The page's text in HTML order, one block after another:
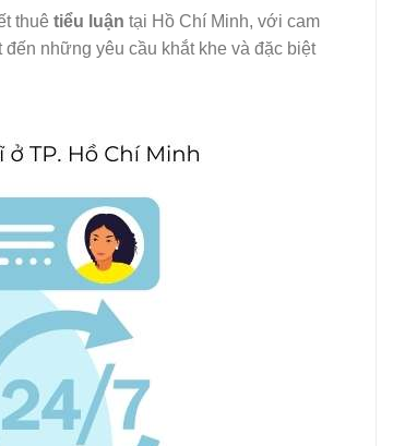
thuê tiểu luận tại Hồ Chí Minh, với cam
những yêu cầu khắt khe và đặc biệt